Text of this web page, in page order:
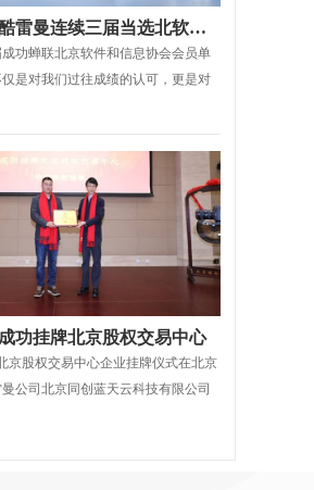
实力见证丨酷雷曼连续三届当选北软协理事会会员单位
功蝉联北京软件和信息协会会员单
是对我们过往成绩的认可，更是对
功挂牌北京股权交易中心
京股权交易中心企业挂牌仪式在北京
公司北京同创蓝天云科技有限公司